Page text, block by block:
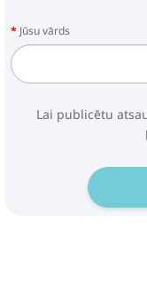
Jūsu vārds
Lai publicētu